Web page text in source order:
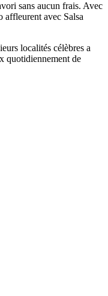
sans aucun frais. Avec
affleurent avec Salsa
localités célèbres a
quotidiennement de